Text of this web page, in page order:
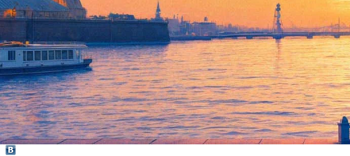
Лучший «Сольник» ЮЮ
07 октября 2013,13:21 Версия для печати